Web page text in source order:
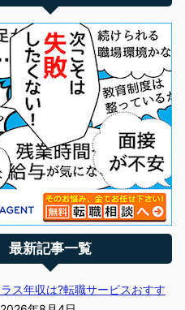
最新記事一覧
ス年収は?転職サービスおすす